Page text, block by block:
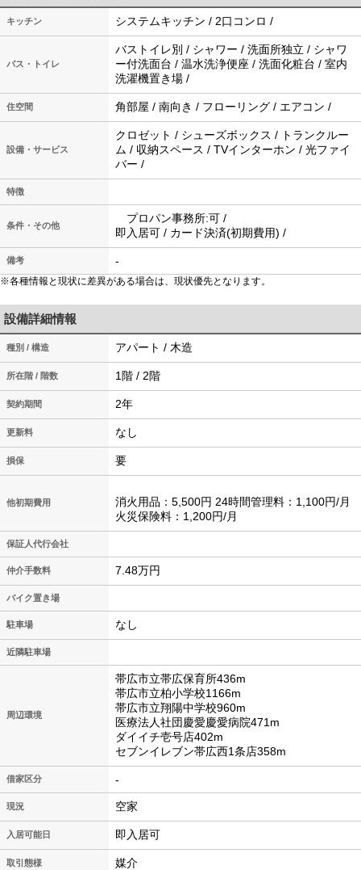
キッチン システムキッチン / 2口コンロ /
バス・トイレ
バストイレ別 / シャワー / 洗面所独立 / シャワ
ー付洗面台 / 温水洗浄便座 / 洗面化粧台 / 室内
洗濯機置き場 /
住空間 角部屋 / 南向き / フローリング / エアコン /
設備・サービス
クロゼット / シューズボックス / トランクルー
ム / 収納スペース / TVインターホン / 光ファイ
バー /
特徴
条件・その他
プロパン事務所:可 /
即入居可 / カード決済(初期費用) /
備考 -
※各種情報と現状に差異がある場合は、現状優先となります。
設備詳細情報
種別 / 構造 アパート / 木造
所在階 / 階数 1階 / 2階
契約期間 2年
更新料 なし
損保 要
他初期費用
消火用品：5,500円 24時間管理料：1,100円/月
火災保険料：1,200円/月
保証人代行会社
仲介手数料 7.48万円
バイク置き場
駐車場 なし
近隣駐車場
周辺環境
帯広市立帯広保育所436m
帯広市立柏小学校1166m
帯広市立翔陽中学校960m
医療法人社団慶愛慶愛病院471m
ダイイチ壱号店402m
セブンイレブン帯広西1条店358m
借家区分 -
現況 空家
入居可能日 即入居可
取引態様 媒介